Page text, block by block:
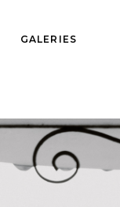
GALERIES